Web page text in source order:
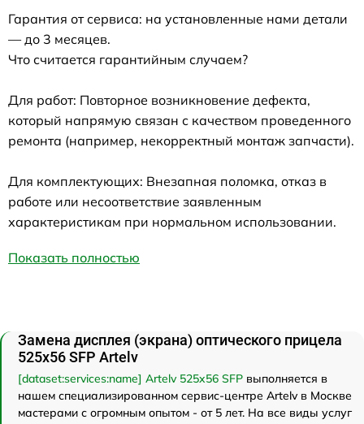
Гарантия от сервиса: на установленные нами детали
— до 3 месяцев.
Что считается гарантийным случаем?
Для работ: Повторное возникновение дефекта,
который напрямую связан с качеством проведенного
ремонта (например, некорректный монтаж запчасти).
Для комплектующих: Внезапная поломка, отказ в
работе или несоответствие заявленным
характеристикам при нормальном использовании.
Показать полностью
Замена дисплея (экрана) оптического прицела
525x56 SFP Artelv
[dataset:services:name] Artelv 525x56 SFP выполняется в
нашем специализированном сервис-центре Artelv в Москве
мастерами с огромным опытом - от 5 лет. На все виды услуг